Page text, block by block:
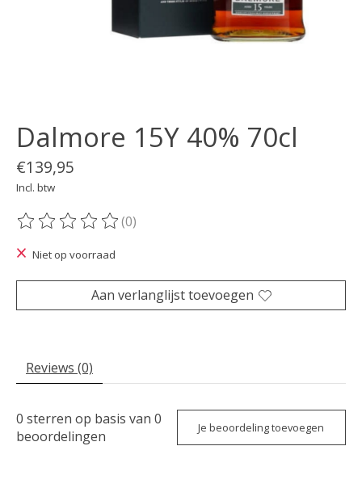
Dalmore 15Y 40% 70cl
€139,95
Incl. btw
De beoordeling van dit product is
(0)
Niet op voorraad
Aan verlanglijst toevoegen
Reviews (0)
0 sterren op basis van 0
beoordelingen
Je beoordeling toevoegen